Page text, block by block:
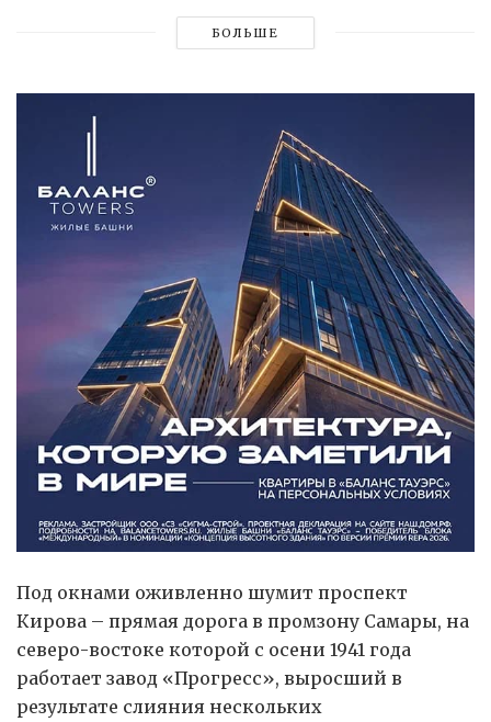
БОЛЬШЕ
Под окнами оживленно шумит проспект
Кирова – прямая дорога в промзону Самары, на
северо-востоке которой с осени 1941 года
работает завод «Прогресс», выросший в
результате слияния нескольких